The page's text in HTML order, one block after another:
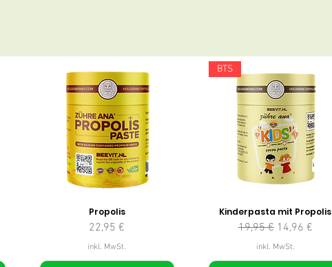
Propolis
Preis
22,95 €
inkl. MwSt.
BTS
Kinderpasta mit Propolis
Standardpreis
19,95 € Sale-Preis
14,96 €
inkl. MwSt.